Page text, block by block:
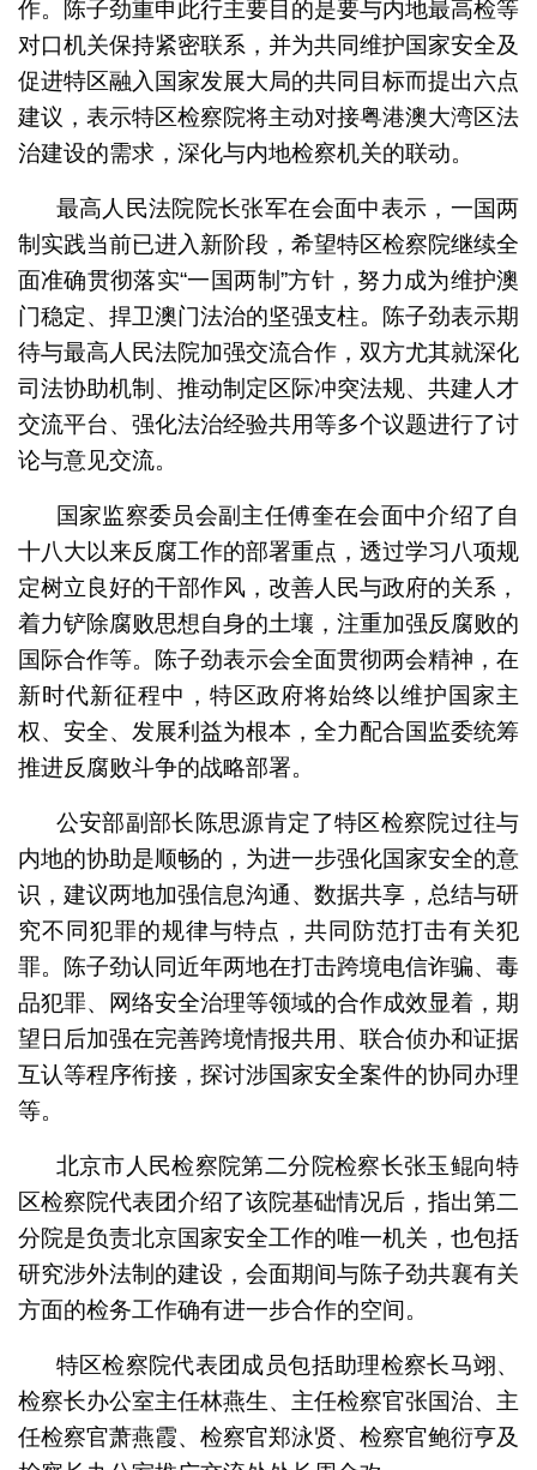
作。陈子劲重申此行主要目的是要与内地最高检等
对口机关保持紧密联系，并为共同维护国家安全及
促进特区融入国家发展大局的共同目标而提出六点
建议，表示特区检察院将主动对接粤港澳大湾区法
治建设的需求，深化与内地检察机关的联动。
最高人民法院院长张军在会面中表示，一国两
制实践当前已进入新阶段，希望特区检察院继续全
面准确贯彻落实“一国两制”方针，努力成为维护澳
门稳定、捍卫澳门法治的坚强支柱。陈子劲表示期
待与最高人民法院加强交流合作，双方尤其就深化
司法协助机制、推动制定区际冲突法规、共建人才
交流平台、强化法治经验共用等多个议题进行了讨
论与意见交流。
国家监察委员会副主任傅奎在会面中介绍了自
十八大以来反腐工作的部署重点，透过学习八项规
定树立良好的干部作风，改善人民与政府的关系，
着力铲除腐败思想自身的土壤，注重加强反腐败的
国际合作等。陈子劲表示会全面贯彻两会精神，在
新时代新征程中，特区政府将始终以维护国家主
权、安全、发展利益为根本，全力配合国监委统筹
推进反腐败斗争的战略部署。
公安部副部长陈思源肯定了特区检察院过往与
内地的协助是顺畅的，为进一步强化国家安全的意
识，建议两地加强信息沟通、数据共享，总结与研
究不同犯罪的规律与特点，共同防范打击有关犯
罪。陈子劲认同近年两地在打击跨境电信诈骗、毒
品犯罪、网络安全治理等领域的合作成效显着，期
望日后加强在完善跨境情报共用、联合侦办和证据
互认等程序衔接，探讨涉国家安全案件的协同办理
等。
北京市人民检察院第二分院检察长张玉鲲向特
区检察院代表团介绍了该院基础情况后，指出第二
分院是负责北京国家安全工作的唯一机关，也包括
研究涉外法制的建设，会面期间与陈子劲共襄有关
方面的检务工作确有进一步合作的空间。
特区检察院代表团成员包括助理检察长马翊、
检察长办公室主任林燕生、主任检察官张国治、主
任检察官萧燕霞、检察官郑泳贤、检察官鲍衍亨及